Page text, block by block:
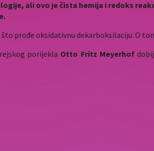
ali ovo je čista hemija i redoks
prođe oksidativnu dekarboksilaciju. O
porijekla Otto Fritz Meyerhof